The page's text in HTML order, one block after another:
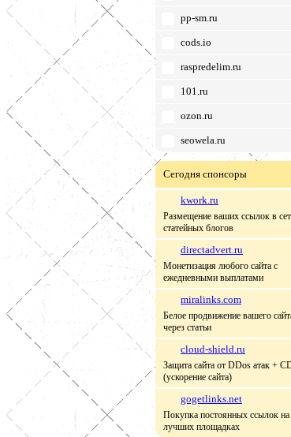
pp-sm.ru
cods.io
raspredelim.ru
101.ru
ozon.ru
seowela.ru
Сегодня спонсоры
kwork.ru
Размещение ваших ссылок в
статейных блогов
directadvert.ru
Монетизация любого сайта с
ежедневными выплатами
miralinks.com
Белое продвижение вашего
через статьи
cloud-shield.ru
Защита сайта от DDos атак +
(ускорение сайта)
gogetlinks.net
Покупка постоянных ссылок на
лучших площадках